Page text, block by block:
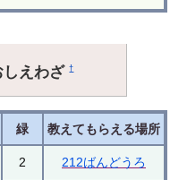
しえわざ†
緑 教えてもらえる場所
2 212ばんどうろ